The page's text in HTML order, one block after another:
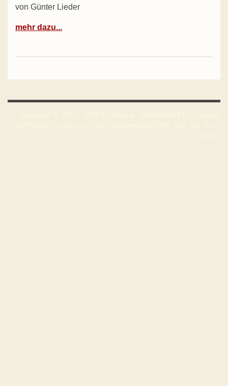
von Günter Lieder
mehr dazu...